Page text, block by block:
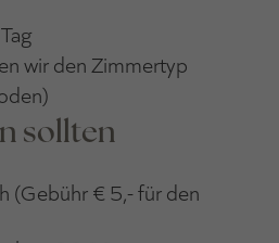
wir den Zimmertyp
sollten
(Gebühr € 5,- für den